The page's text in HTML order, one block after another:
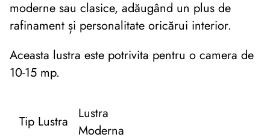
moderne sau clasice, adăugând un plus de
rafinament și personalitate oricărui interior.
Aceasta lustra este potrivita pentru o camera de
10-15 mp.
Tip Lustra
Lustra
Moderna